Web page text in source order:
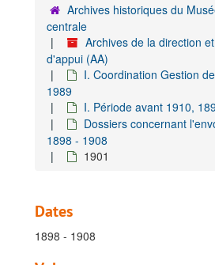
Archives historiques du
centrale
Archives de la direction
d'appui (AA)
I. Coordination Gestion
1989
I. Période avant 1910,
Dossiers concernant
1898 - 1908
1901
Dates
1898 - 1908